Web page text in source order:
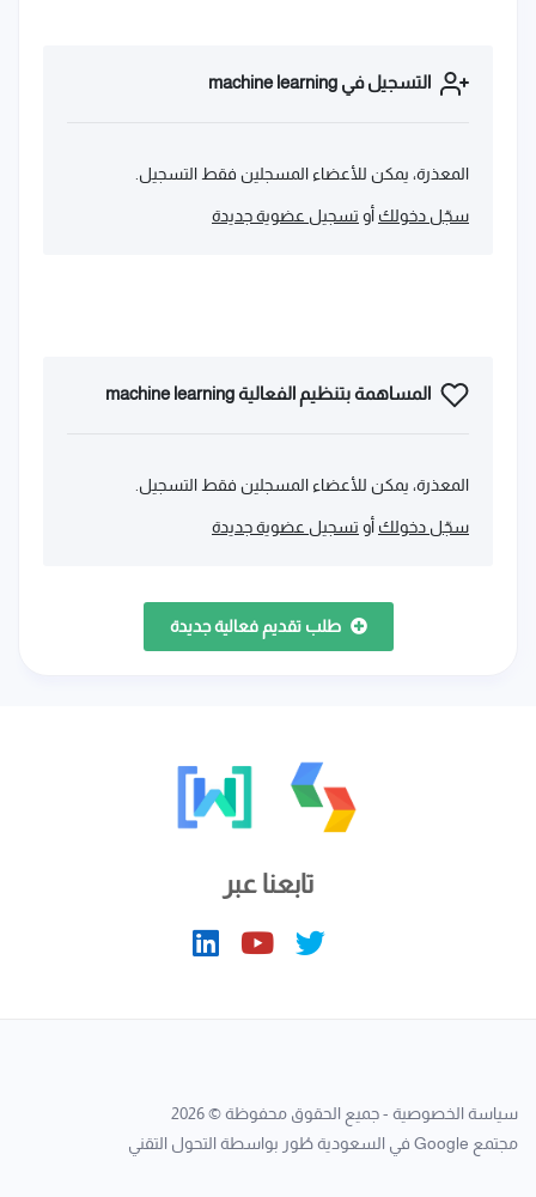
التسجيل في machine learning
المعذرة، يمكن للأعضاء المسجلين فقط التسجيل.
سجّل دخولك أو تسجيل عضوية جديدة
المساهمة بتنظيم الفعالية machine learning
المعذرة، يمكن للأعضاء المسجلين فقط التسجيل.
سجّل دخولك أو تسجيل عضوية جديدة
طلب تقديم فعالية جديدة
تابعنا عبر
سياسة الخصوصية - جميع الحقوق محفوظة © 2026
مجتمع Google في السعودية
طُور بواسطة التحول التقني